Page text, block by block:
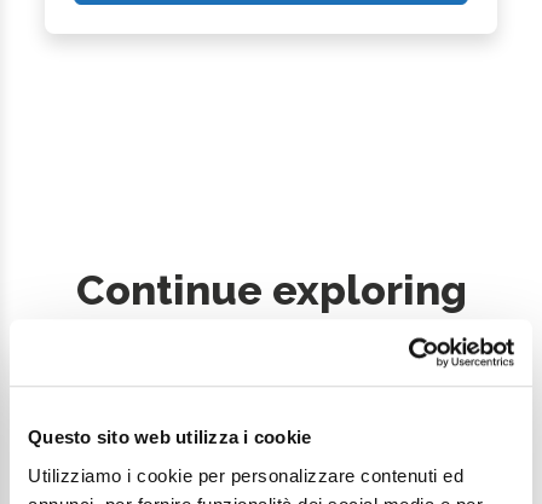
Questo sito web utilizza i cookie
Utilizziamo i cookie per personalizzare contenuti ed
Continue exploring
Your digital journey inside Cesenatico